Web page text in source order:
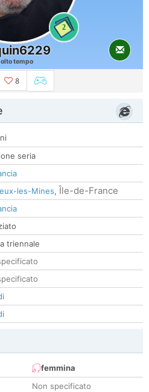
2
tempo
8
seria
les-Mines, Île-de-France
triennale
femmina
Non specificato